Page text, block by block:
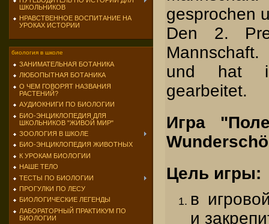
ШКОЛЬНИКОВ
НРАВСТВЕННОЕ ВОСПИТАНИЕ НА
УРОКАХ ИСТОРИИ
биология в школе
ЗАНИМАТЕЛЬНАЯ БОТАНИКА
ЛЮБОПЫТНАЯ БОТАНИКА
О ЧЕМ ГОВОРЯТ НАЗВАНИЯ
РАСТЕНИЙ?
АУДИОКНИГИ ПО БИОЛОГИИ
БИО-ЭНЦИКЛОПЕДИЯ ДЛЯ
ШКОЛЬНИКОВ "ЖИВОЙ МИР"
ЗООЛОГИЯ В ШКОЛЕ
БИО-ЭНЦИКЛОПЕДИЯ ЖИВОТНЫХ
К УРОКАМ БИОЛОГИИ
НАШЕ ТЕЛО
ТЕСТЫ ПО БИОЛОГИИ
ПРОГУЛКИ ПО ЛЕСУ
БИОЛОГИЧЕСКИЕ ЛЕГЕНДЫ
ЛАБОРАТОРНЫЙ ПРАКТИКУМ ПО
БИОЛОГИИ
gesprochen
Den 2.
und hat
gearbeitet.
Игра
Цель игры:
в
и